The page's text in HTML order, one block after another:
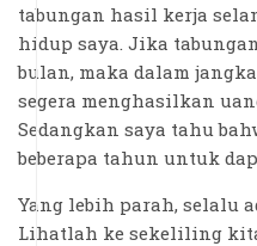
tabungan hasil kerja
hidup saya. Jika
bulan, maka dalam
segera menghasilkan
Sedangkan saya tahu
beberapa tahun untuk
Yang lebih parah, selalu
Lihatlah ke sekeliling